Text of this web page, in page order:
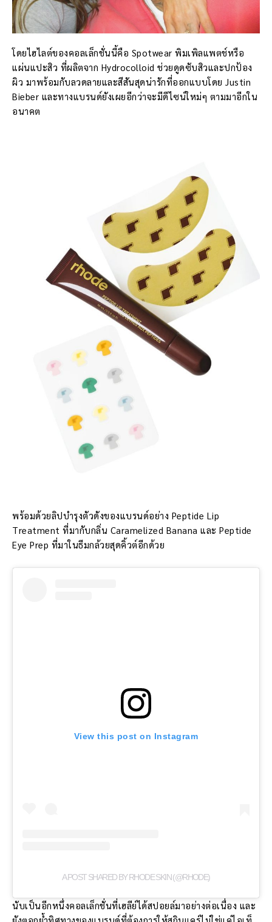
โดยไฮไลต์ของคอลเล็กชั่นนี้คือ Spotwear พิมเพิลแพตช์หรือ
แผ่นแปะสิว ที่ผลิตจาก Hydrocolloid ช่วยดูดซับสิวและปกป้อง
ผิว มาพร้อมกับลวดลายและสีสันสุดน่ารักที่ออกแบบโดย Justin
Bieber และทางแบรนด์ยังเผยอีกว่าจะมีดีไซน์ใหม่ๆ ตามมาอีกใน
อนาคต
พร้อมด้วยลิปบำรุงตัวดังของแบรนด์อย่าง Peptide Lip
Treatment ที่มากับกลิ่น Caramelized Banana และ Peptide
Eye Prep ที่มาในธีมกล้วยสุดคิ้วต์อีกด้วย
View this post on Instagram
A POST SHARED BY RHODE SKIN (@RHODE)
นับเป็นอีกหนึ่งคอลเล็กชั่นที่เฮลีย์ได้สปอยล์มาอย่างต่อเนื่อง และ